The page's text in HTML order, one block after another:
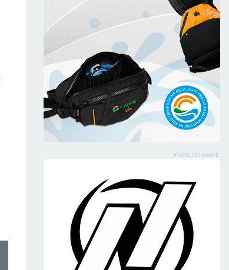
PUBLICIDADE